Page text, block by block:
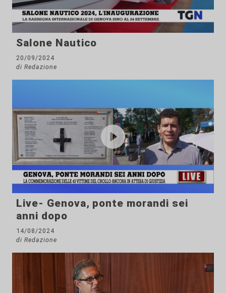
Salone Nautico
20/09/2024
di Redazione
Live- Genova, ponte morandi sei
anni dopo
14/08/2024
di Redazione